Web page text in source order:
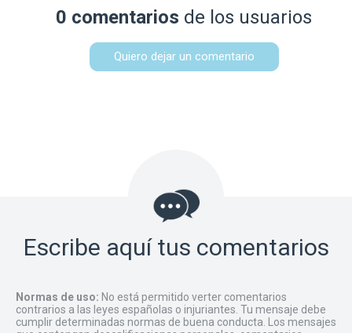
0 comentarios de los usuarios
Quiero dejar un comentario
Escribe aquí tus comentarios
Normas de uso: No está permitido verter comentarios
contrarios a las leyes españolas o injuriantes. Tu mensaje debe
cumplir determinadas normas de buena conducta. Los mensajes